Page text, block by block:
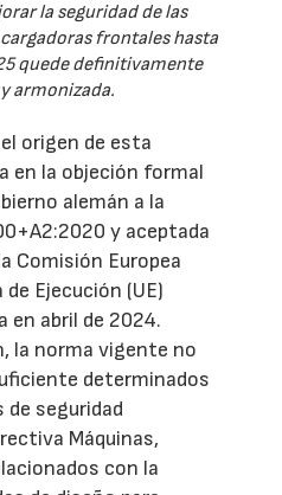
la seguridad de las
frontales hasta
quede definitivamente
armonizada.
origen de esta
en la objeción formal
alemán a la
y aceptada
Comisión Europea
Ejecución (UE)
en abril de 2024.
la norma vigente no
determinados
seguridad
Máquinas,
con la